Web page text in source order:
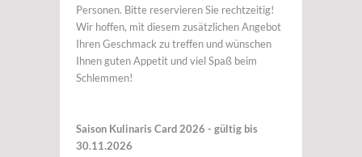
Personen. Bitte reservieren Sie rechtzeitig!
Wir hoffen, mit diesem zusätzlichen Angebot
Ihren Geschmack zu treffen und wünschen
Ihnen guten Appetit und viel Spaß beim
Schlemmen!
Saison Kulinaris Card 2026 - gültig bis
30.11.2026